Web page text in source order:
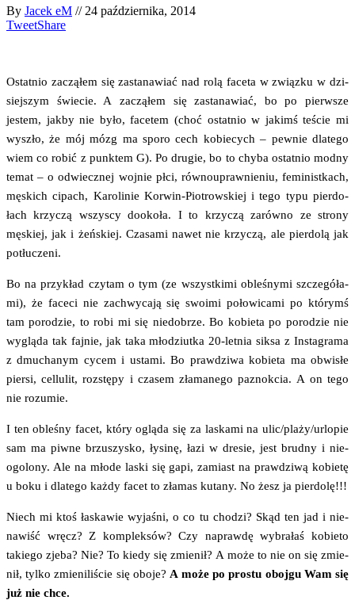
By Jacek eM // 24 października, 2014
TweetShare
Ostat­nio zaczą­łem się zasta­na­wiać nad rolą face­ta w związ­ku w dzi­
siej­szym świe­cie. A zaczą­łem się zasta­na­wiać, bo po pierw­sze
jestem, jak­by nie było, face­tem (choć ostat­nio w jakimś teście mi
wyszło, że mój mózg ma spo­ro cech kobie­cych – pew­nie dla­te­go
wiem co robić z punk­tem G). Po dru­gie, bo to chy­ba ostat­nio mod­ny
temat – o odwiecz­nej woj­nie płci, rów­no­upraw­nie­niu, femi­nist­kach,
męskich cipach, Karo­li­nie Kor­win-Pio­trow­skiej i tego typu pier­do­
łach krzy­czą wszy­scy dooko­ła. I to krzy­czą zarów­no ze stro­ny
męskiej, jak i żeń­skiej. Cza­sa­mi nawet nie krzy­czą, ale pier­do­lą jak
potłuczeni.
Bo na przy­kład czy­tam o tym (ze wszyst­ki­mi oble­śny­mi szcze­gó­ła­
mi), że face­ci nie zachwy­ca­ją się swo­imi poło­wi­ca­mi po któ­rymś
tam poro­dzie, to robi mi się nie­do­brze. Bo kobie­ta po poro­dzie nie
wyglą­da tak faj­nie, jak taka mło­dziut­ka 20-let­nia sik­sa z Insta­gra­ma
z dmu­cha­nym cycem i usta­mi. Bo praw­dzi­wa kobie­ta ma obwi­słe
pier­si, cel­lu­lit, roz­stę­py i cza­sem zła­ma­ne­go paznok­cia. A on tego
nie rozumie.
I ten oble­śny facet, któ­ry oglą­da się za laska­mi na ulic/plaży/urlopie
sam ma piw­ne brzu­szy­sko, łysi­nę, łazi w dre­sie, jest brud­ny i nie­
ogo­lo­ny. Ale na mło­de laski się gapi, zamiast na praw­dzi­wą kobie­tę
u boku i dla­te­go każ­dy facet to zła­mas kuta­ny. No żesz ja pierdolę!!!
Niech mi ktoś łaska­wie wyja­śni, o co tu cho­dzi? Skąd ten jad i nie­
na­wiść wręcz? Z kom­plek­sów? Czy napraw­dę wybra­łaś kobie­to
takie­go zje­ba? Nie? To kie­dy się zmie­nił? A może to nie on się zmie­
nił, tyl­ko zmie­ni­li­ście się obo­je? A może po pro­stu oboj­gu Wam się
już nie chce.